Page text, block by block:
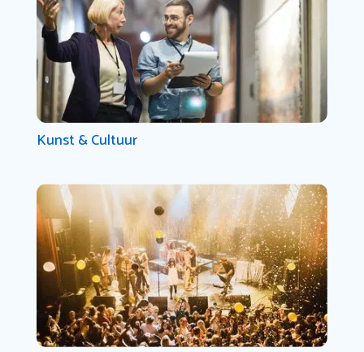
Kunst & Cultuur